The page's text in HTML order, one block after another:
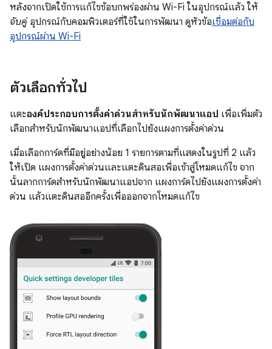
หลังจากเปิดใช้การแก้ไขข้อบกพร่องผ่าน Wi-Fi ในอุปกรณ์แล้ว ให้
จับคู่ อุปกรณ์กับคอมพิวเตอร์ที่ใช้ในการพัฒนา ดูหัวข้อเชื่อมต่อกับ
อุปกรณ์ผ่าน Wi-Fi
ตัวเลือกทั่วไป
แตะองค์ประกอบการตั้งค่าด่วนสำหรับนักพัฒนาแอป เพื่อเพิ่มตัว
เลือกสำหรับนักพัฒนาแอปที่เลือกไปยังแผงการตั้งค่าด่วน
เมื่อเลือกการ์ดที่มีอยู่อย่างน้อย 1 รายการตามที่แสดงในรูปที่ 2 แล้ว
ให้เปิด แผงการตั้งค่าด่วนและแตะดินสอเพื่อเข้าสู่โหมดแก้ไข จาก
นั้นลากการ์ดสำหรับนักพัฒนาแอปจาก แผงการ์ดไปยังแผงการตั้งค่า
ด่วน แล้วแตะดินสออีกครั้งเพื่อออกจากโหมดแก้ไข